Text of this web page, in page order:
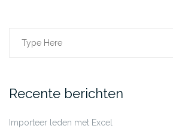
Search
Recente berichten
Importeer leden met Excel